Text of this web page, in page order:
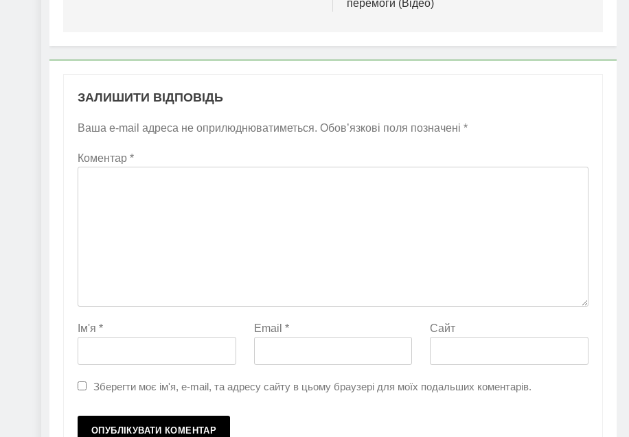
перемоги (Відео)
ЗАЛИШИТИ ВІДПОВІДЬ
Ваша e-mail адреса не оприлюднюватиметься. Обов’язкові поля позначені *
Коментар *
Ім'я * Email * Сайт
Зберегти моє ім'я, e-mail, та адресу сайту в цьому браузері для моїх подальших коментарів.